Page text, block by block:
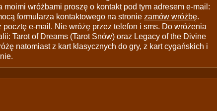
wróżbami proszę o kontakt pod tym adresem e-mail:
formularza kontaktowego na stronie zamów wróżbę.
e-mail. Nie wróżę przez telefon i sms. Do wróżenia
Tarot of Dreams (Tarot Snów) oraz Legacy of the Divine
natomiast z kart klasycznych do gry, z kart cygańskich i